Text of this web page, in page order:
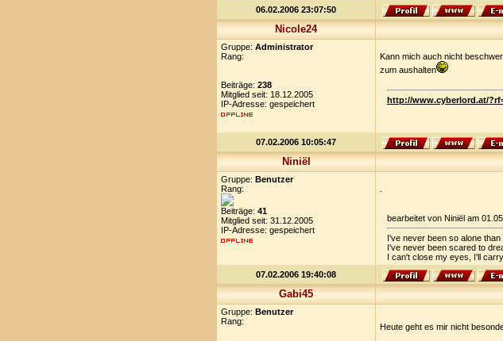
06.02.2006 23:07:50
Nicole24
Gruppe: Administrator
Rang:
Beiträge: 238
Mitglied seit: 18.12.2005
IP-Adresse: gespeichert
Kann mich auch nicht
zum aushalten
http://www.cyberlord.at/
07.02.2006 10:05:47
Niniël
Gruppe: Benutzer
Rang:
Beiträge: 41
Mitglied seit: 31.12.2005
IP-Adresse: gespeichert
bearbeitet von Niniël am
I've never been so alone than
I've never been scared to
I can't close my eyes, I'll
07.02.2006 19:40:08
Gabi45
Gruppe: Benutzer
Rang:
Heute geht es mir nicht